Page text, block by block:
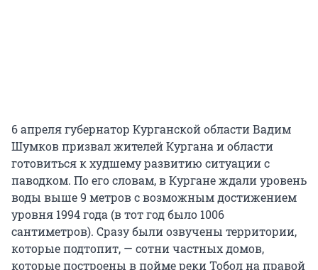
6 апреля губернатор Курганской области Вадим
Шумков призвал жителей Кургана и области
готовиться к худшему развитию ситуации с
паводком. По его словам, в Кургане ждали уровень
воды выше 9 метров с возможным достижением
уровня 1994 года (в тот год было 1006
сантиметров). Сразу были озвучены территории,
которые подтопит, — сотни частных домов,
которые построены в пойме реки Тобол на правой